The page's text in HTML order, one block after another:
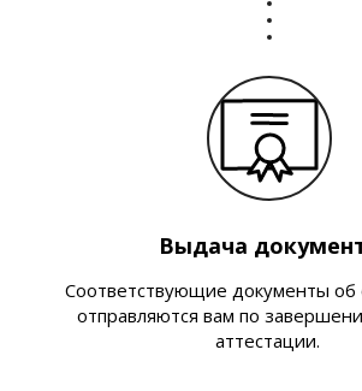
Выдача
Соответствующие документы об
отправляются вам по
аттестации.